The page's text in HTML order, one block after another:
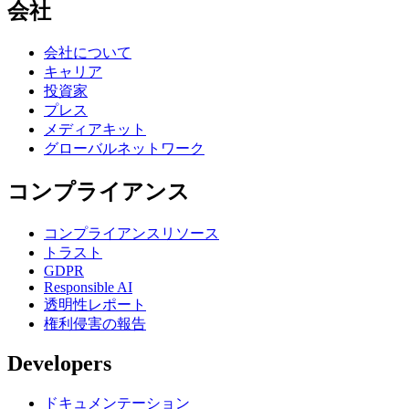
会社
会社について
キャリア
投資家
プレス
メディアキット
グローバルネットワーク
コンプライアンス
コンプライアンスリソース
トラスト
GDPR
Responsible AI
透明性レポート
権利侵害の報告
Developers
ドキュメンテーション